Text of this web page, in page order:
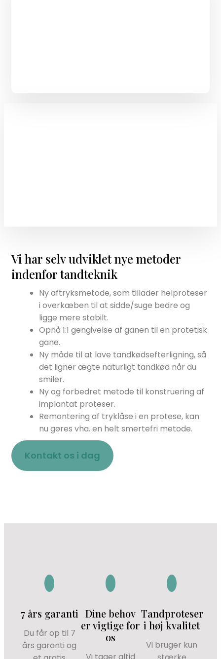
​Vi har selv udviklet nye metoder
indenfor tandteknik
Ny aftryksmetode, som tillader helproteser
i overkæben til at sidde/suge bedre og
ligge mere stabilt.
Opnå 1:1 gengivelse af ganen til en protetisk
gane.
Ny måde til at lave tandkødsefterligning, så
det ligner ægte naturligt tandkød når du
smiler.
Ny og forbedret metode til konstruering af
implantat proteser.
Remontering af tryklåse i en protese, kan
nu gøres vha. en helt smertefri metode.
Kontakt os i dag
7 års garanti
Du får op til 7
års garanti og
Dine behov
er vigtige for
os
Tandproteser
i høj kvalitet
Vi bruger kun